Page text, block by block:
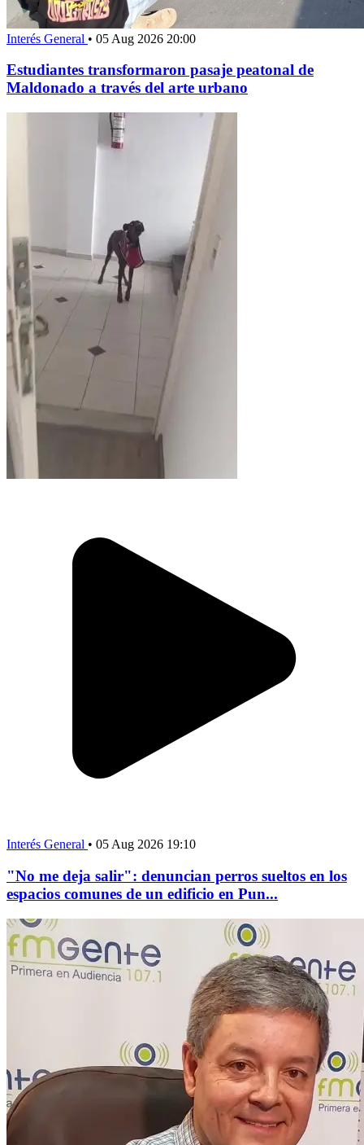
Interés General • 05 Aug 2026 20:00
Estudiantes transformaron pasaje peatonal de
Maldonado a través del arte urbano
Interés General • 05 Aug 2026 19:10
"No me deja salir": denuncian perros sueltos en los
espacios comunes de un edificio en Pun...